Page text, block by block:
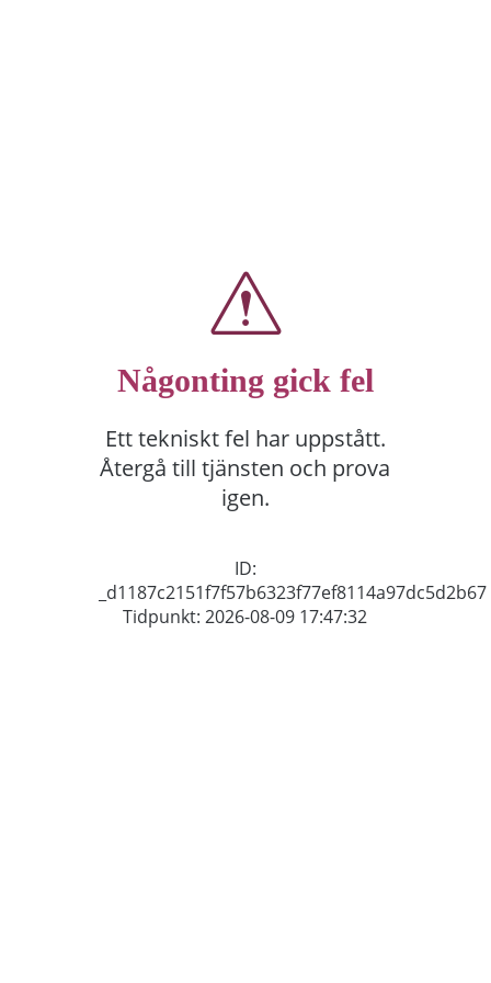
Någonting gick fel
Ett tekniskt fel har uppstått.
Återgå till tjänsten och prova
igen.
ID:
_d1187c2151f7f57b6323f77ef8114a97dc5d2b67
Tidpunkt: 2026-08-09 17:47:32